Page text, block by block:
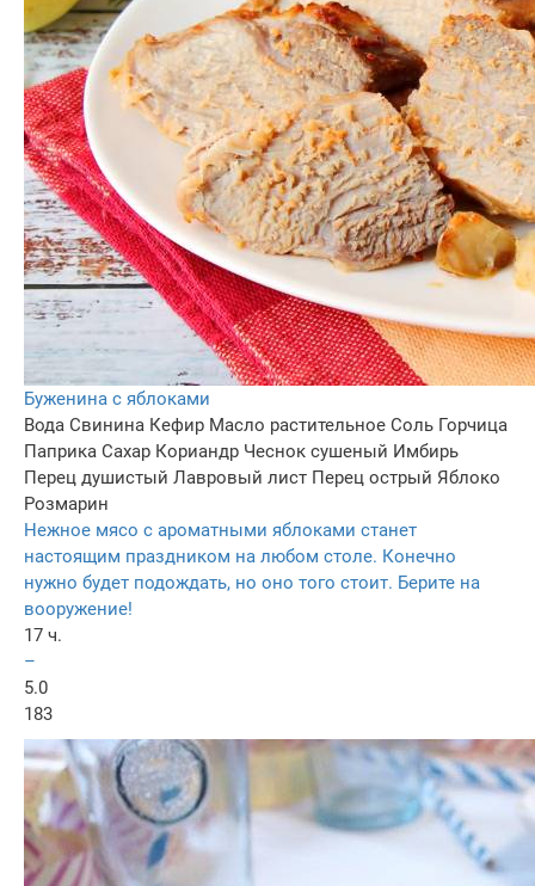
Буженина с яблоками
Вода Свинина Кефир Масло растительное Соль Горчица
Паприка Сахар Кориандр Чеснок сушеный Имбирь
Перец душистый Лавровый лист Перец острый Яблоко
Розмарин
Нежное мясо с ароматными яблоками станет
настоящим праздником на любом столе. Конечно
нужно будет подождать, но оно того стоит. Берите на
вооружение!
17 ч.
–
5.0
183